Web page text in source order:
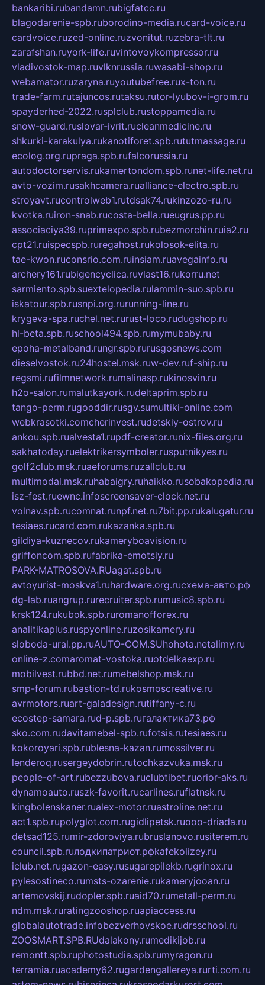
bankaribi.rubandamn.rubigfatcc.ru
blagodarenie-spb.ruborodino-media.rucard-voice.ru
cardvoice.ruzed-online.ruzvonitut.ruzebra-tlt.ru
zarafshan.ruyork-life.ruvintovoykompressor.ru
vladivostok-map.ruvlknrussia.ruwasabi-shop.ru
webamator.ruzaryna.ruyoutubefree.rux-ton.ru
trade-farm.rutajuncos.rutaksu.rutor-lyubov-i-grom.ru
spayderhed-2022.rusplclub.rustoppamedia.ru
snow-guard.ruslovar-ivrit.rucleanmedicine.ru
shkurki-karakulya.rukanotiforet.spb.rututmassage.ru
ecolog.org.rupraga.spb.rufalcorussia.ru
autodoctorservis.rukamertondom.spb.runet-life.net.ru
avto-vozim.rusakhcamera.rualliance-electro.spb.ru
stroyavt.rucontrolweb1.rutdsak74.rukinzozo-ru.ru
kvotka.ruiron-snab.rucosta-bella.rueugrus.pp.ru
associaciya39.ruprimexpo.spb.rubezmorchin.ruia2.ru
cpt21.ruispecspb.ruregahost.rukolosok-elita.ru
tae-kwon.ruconsrio.com.ruinsiam.ruavegainfo.ru
archery161.rubigencyclica.ruvlast16.rukorru.net
sarmiento.spb.suextelopedia.rulammin-suo.spb.ru
iskatour.spb.rusnpi.org.rurunning-line.ru
krygeva-spa.ruchel.net.rurust-loco.rudugshop.ru
hl-beta.spb.ruschool494.spb.rumymubaby.ru
epoha-metalband.rungr.spb.rurusgosnews.com
dieselvostok.ru24hostel.msk.ruw-dev.ruf-ship.ru
regsmi.rufilmnetwork.rumalinasp.rukinosvin.ru
h2o-salon.rumalutkayork.rudeltaprim.spb.ru
tango-perm.rugooddir.rusgv.sumultiki-online.com
webkrasotki.comcherinvest.rudetskiy-ostrov.ru
ankou.spb.rualvesta1.rupdf-creator.runix-files.org.ru
sakhatoday.ruelektrikersymboler.rusputnikyes.ru
golf2club.msk.ruaeforums.ruzallclub.ru
multimodal.msk.ruhabaigry.ruhaikko.rusobakopedia.ru
isz-fest.ruewnc.infoscreensaver-clock.net.ru
volnav.spb.rucomnat.runpf.net.ru7bit.pp.rukalugatur.ru
tesiaes.rucard.com.rukazanka.spb.ru
gildiya-kuznecov.rukameryboavision.ru
griffoncom.spb.rufabrika-emotsiy.ru
PARK-MATROSOVA.RUagat.spb.ru
avtoyurist-moskva1.ruhardware.org.ruсхема-авто.рф
dg-lab.ruangrup.rurecruiter.spb.rumusic8.spb.ru
krsk124.rukubok.spb.ruromanofforex.ru
analitikaplus.ruspyonline.ruzosikamery.ru
sloboda-ural.pp.ruAUTO-COM.SUhohota.netalimy.ru
online-z.comaromat-vostoka.ruotdelkaexp.ru
mobilvest.rubbd.net.rumebelshop.msk.ru
smp-forum.rubastion-td.rukosmoscreative.ru
avrmotors.ruart-galadesign.rutiffany-c.ru
ecostep-samara.rud-p.spb.ruгалактика73.рф
sko.com.rudavitamebel-spb.rufotsis.rutesiaes.ru
kokoroyari.spb.rublesna-kazan.rumossilver.ru
lenderoq.rusergeydobrin.rutochkazvuka.msk.ru
people-of-art.rubezzubova.ruclubtibet.ruorior-aks.ru
dynamoauto.ruszk-favorit.rucarlines.ruflatnsk.ru
kingbolenskaner.rualex-motor.ruastroline.net.ru
act1.spb.rupolyglot.com.rugidlipetsk.ruooo-driada.ru
detsad125.rumir-zdoroviya.rubruslanovo.rusiterem.ru
council.spb.ruлодкипатриот.рфkafekolizey.ru
iclub.net.rugazon-easy.rusugarepilekb.rugrinox.ru
pylesostineco.rumsts-ozarenie.rukameryjooan.ru
artemovskij.rudopler.spb.ruaid70.rumetall-perm.ru
ndm.msk.ruratingzooshop.ruapiaccess.ru
globalautotrade.infobezverhovskoe.rudrsschool.ru
ZOOSMART.SPB.RUdalakony.rumedikijob.ru
remontt.spb.ruphotostudia.spb.rumyragon.ru
terramia.ruacademy62.rugardengallereya.rurti.com.ru